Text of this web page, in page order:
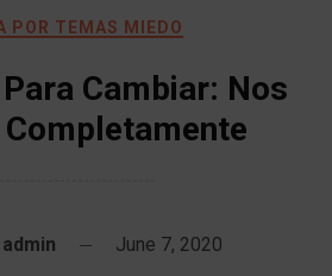
POR TEMAS MIEDO
Cambiar: Nos
Completamente
admin June 7, 2020